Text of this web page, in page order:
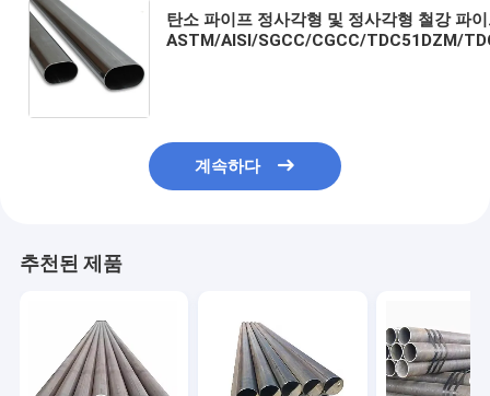
탄소 파이프 정사각형 및 정사각형 철강 파
ASTM/AISI/SGCC/CGCC/TDC51DZM/
계속하다
추천된 제품